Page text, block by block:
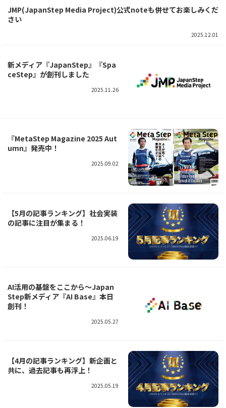
JMP(JapanStep Media Project)公式noteも併せてお楽しみくだ
さい
2025.12.01
新メディア『JapanStep』『Spa
ceStep』が創刊しました
2025.11.26
『MetaStep Magazine 2025 Aut
umn』発売中！
2025.09.02
【5月の記事ランキング】社会実装
の記事に注目が集まる！
2025.06.19
AI活用の基盤をここから～Japan
Step新メディア『AI Base』本日
創刊！
2025.05.27
【4月の記事ランキング】新企画と
共に、過去記事も再浮上！
2025.05.19